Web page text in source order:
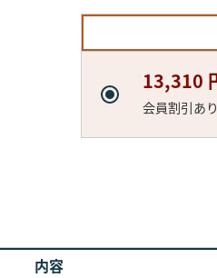
13,310
会員割引あり
内容